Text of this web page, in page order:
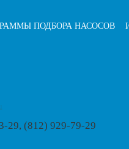
ПОДБОРА НАСОСОВ
29, (812) 929-79-29